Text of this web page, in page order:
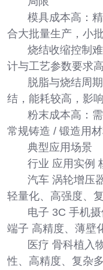
模具成本高：
合大批量生产，小
烧结收缩控制
计与工艺参数要求高
脱脂与烧结周
结，能耗较高，影
粉末成本高：
常规铸造 / 锻造用材
典型应用场景
行业 应用实例
汽车 涡轮增压
轻量化、高强度、
电子 3C 手机
端子 高精度、薄壁
医疗 骨科植入
性、高精度、复杂